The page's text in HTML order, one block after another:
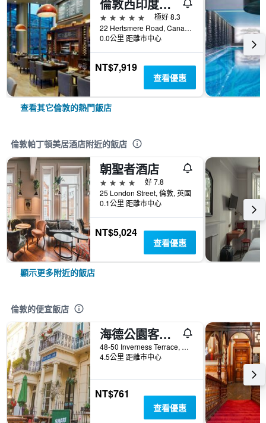
倫敦西印度碼頭萬豪酒店
5星級
極好 8.3
22 Hertsmere Road, Canary Wharf, 倫敦, 英國
0.0公里 距離市中心
NT$7,919
查看優惠
查看其它倫敦的熱門飯店
倫敦帕丁頓美居酒店附近的飯店
朝聖者酒店
4星級
好 7.8
25 London Street, 倫敦, 英國
0.1公里 距離市中心
NT$5,024
查看優惠
顯示更多附近的飯店
倫敦的便宜飯店
海德公園客棧旅館
48-50 Inverness Terrace, 倫敦, 英國
4.5公里 距離市中心
NT$761
查看優惠